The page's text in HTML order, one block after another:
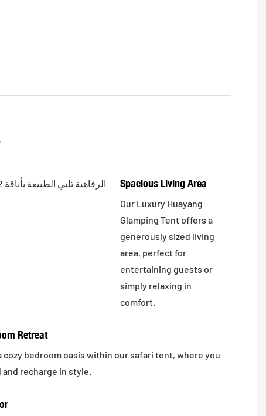
Spacious Living Area
Our Luxury Huayang
Glamping Tent offers a
generously sized living
area, perfect for
entertaining guests or
simply relaxing in
comfort.
Retreat
cozy bedroom oasis within our safari tent, where you
and recharge in style.